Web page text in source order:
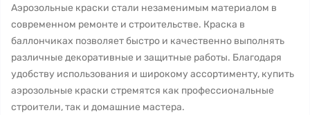
Аэрозольные краски стали незаменимым материалом в
современном ремонте и строительстве. Краска в
баллончиках позволяет быстро и качественно выполнять
различные декоративные и защитные работы. Благодаря
удобству использования и широкому ассортименту, купить
аэрозольные краски стремятся как профессиональные
строители, так и домашние мастера.